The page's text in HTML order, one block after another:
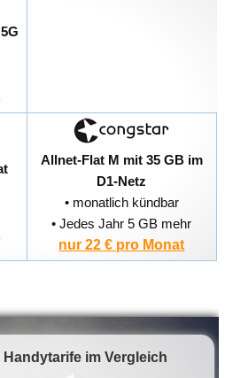
Allnet-Flat M mit 35 GB im
D1-Netz
• monatlich kündbar
• Jedes Jahr 5 GB mehr
nur 22 € pro Monat
Handytarife im Vergleich